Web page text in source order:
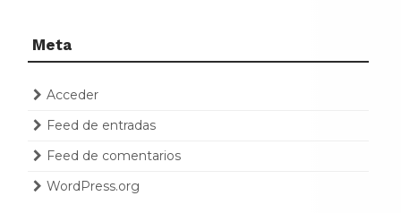
Meta
Acceder
Feed de entradas
Feed de comentarios
WordPress.org